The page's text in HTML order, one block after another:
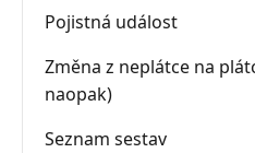
Pojistná událost
Změna z neplátce na
naopak)
Seznam sestav